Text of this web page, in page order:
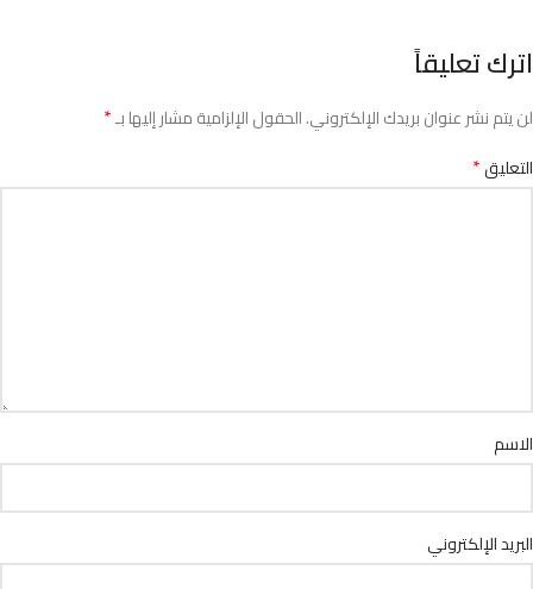
اترك تعليقاً
لن يتم نشر عنوان بريدك الإلكتروني.الحقول الإلزامية مشار إليها بـ*
التعليق*
الاسم
البريد الإلكتروني